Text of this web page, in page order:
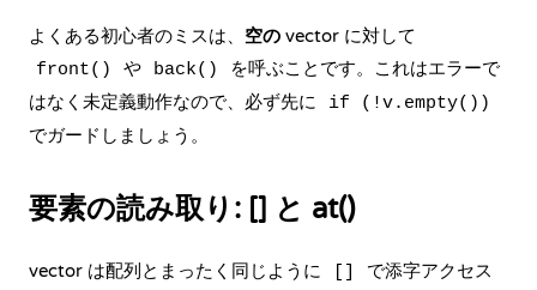
よくある初心者のミスは、 空の vector に対して
front() や back()
を呼ぶことです。これはエラーで
はなく未定義動作なので、必ず先に
if (!v.empty())
でガードしましょう。
要素の読み取り: [] と at()
vector は配列とまったく同じように
で添字アクセス